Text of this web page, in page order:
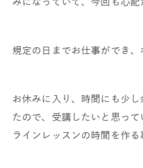
規定の日までお仕事ができ、
お休みに入り、時間にも少
たので、受講したいと思っ
ラインレッスンの時間を作